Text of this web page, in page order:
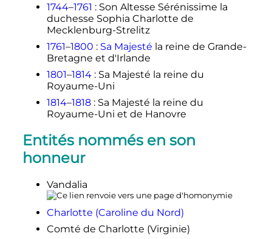
1744–1761 : Son Altesse Sérénissime la
duchesse Sophia Charlotte de
Mecklenburg-Strelitz
1761–1800 : Sa Majesté la reine de Grande-
Bretagne et d'Irlande
1801–1814 : Sa Majesté la reine du
Royaume-Uni
1814–1818 : Sa Majesté la reine du
Royaume-Uni et de Hanovre
Entités nommés en son
honneur
Vandalia
Charlotte (Caroline du Nord)
Comté de Charlotte (Virginie)